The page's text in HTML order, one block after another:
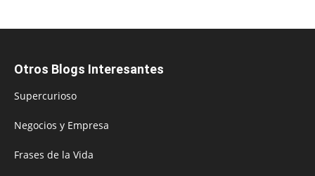
Otros Blogs Interesantes
Supercurioso
Negocios y Empresa
Frases de la Vida